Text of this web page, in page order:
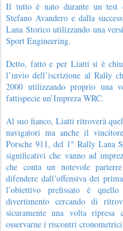
Il tutto è nato durante un test
Stefano Avandero e dalla
Lana Storico utilizzando una
Sport Engineering.
Detto, fatto e per Liatti si è
l’invio dell’iscrizione al Rally
2000 utilizzando proprio una
fattispecie un’Impreza WRC.
Al suo fianco, Liatti ritroverà
navigatori ma anche il
Porsche 911, del 1° Rally Lana
significativi che vanno ad
che conta un notevole
difendere dall’offensiva dei
l’obiettivo prefissato è
divertimento cercando di
sicuramente una volta ripresa
osservarne i riscontri